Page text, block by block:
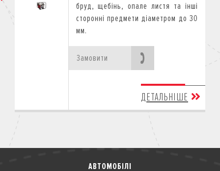
бруд, щебінь, опале листя та інші
сторонні предмети діаметром до 30
мм.
Замовити
ДЕТАЛЬНІШЕ
АВТОМОБІЛІ